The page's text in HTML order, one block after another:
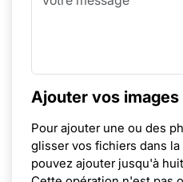
Ajouter vos
Pour ajouter une ou des
glisser vos fichiers dans
pouvez ajouter jusqu'à